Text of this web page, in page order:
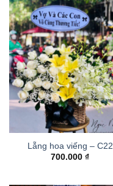
Lẵng hoa viếng – C22
700.000 ₫